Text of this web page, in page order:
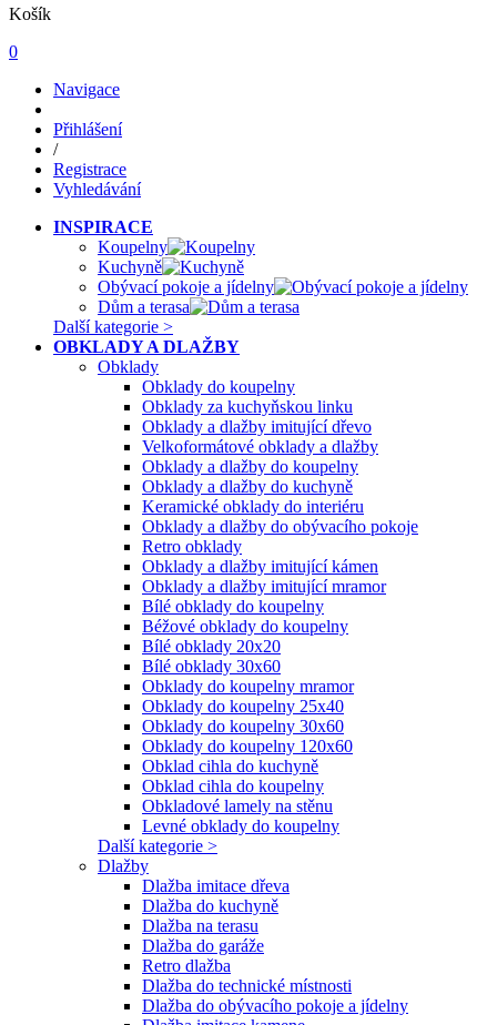
Košík
0
Navigace
Přihlášení
/
Registrace
Vyhledávání
INSPIRACE
Koupelny
Kuchyně
Obývací pokoje a jídelny
Dům a terasa
Další kategorie >
OBKLADY A DLAŽBY
Obklady
Obklady do koupelny
Obklady za kuchyňskou linku
Obklady a dlažby imitující dřevo
Velkoformátové obklady a dlažby
Obklady a dlažby do koupelny
Obklady a dlažby do kuchyně
Keramické obklady do interiéru
Obklady a dlažby do obývacího pokoje
Retro obklady
Obklady a dlažby imitující kámen
Obklady a dlažby imitující mramor
Bílé obklady do koupelny
Béžové obklady do koupelny
Bílé obklady 20x20
Bílé obklady 30x60
Obklady do koupelny mramor
Obklady do koupelny 25x40
Obklady do koupelny 30x60
Obklady do koupelny 120x60
Obklad cihla do kuchyně
Obklad cihla do koupelny
Obkladové lamely na stěnu
Levné obklady do koupelny
Další kategorie >
Dlažby
Dlažba imitace dřeva
Dlažba do kuchyně
Dlažba na terasu
Dlažba do garáže
Retro dlažba
Dlažba do technické místnosti
Dlažba do obývacího pokoje a jídelny